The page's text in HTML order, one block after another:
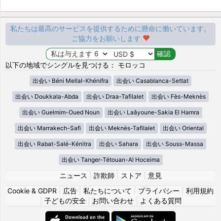
私たちは最高のサービスを提供するために懸命に働いています。
ご協力をお願いします
以下の地域でシングルを見つける： モロッコ
出会い Béni Mellal-Khénifra 出会い Casablanca-Settat
出会い Doukkala-Abda 出会い Draa-Tafilalet 出会い Fès-Meknès
出会い Guelmim-Oued Noun 出会い Laâyoune-Sakia El Hamra
出会い Marrakech-Safi 出会い Meknès-Tafilalet 出会い Oriental
出会い Rabat-Salé-Kénitra 出会い Sahara 出会い Souss-Massa
出会い Tanger-Tétouan-Al Hoceima
ニュース 詐欺師 ストア
意見
Cookie & GDPR
広告 私たちについて プライバシー
利用規約
子どもの安全| お問い合わせ| よくある質問